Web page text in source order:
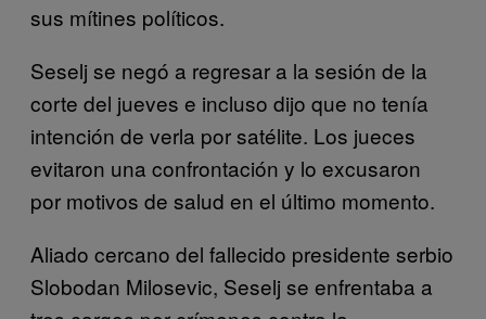
sus mítines políticos.
Seselj se negó a regresar a la sesión de la
corte del jueves e incluso dijo que no tenía
intención de verla por satélite. Los jueces
evitaron una confrontación y lo excusaron
por motivos de salud en el último momento.
Aliado cercano del fallecido presidente serbio
Slobodan Milosevic, Seselj se enfrentaba a